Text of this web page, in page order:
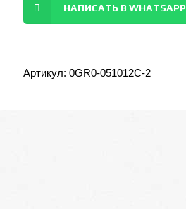
НАПИСАТЬ В WHATSAPP
Артикул: 0GR0-051012C-2